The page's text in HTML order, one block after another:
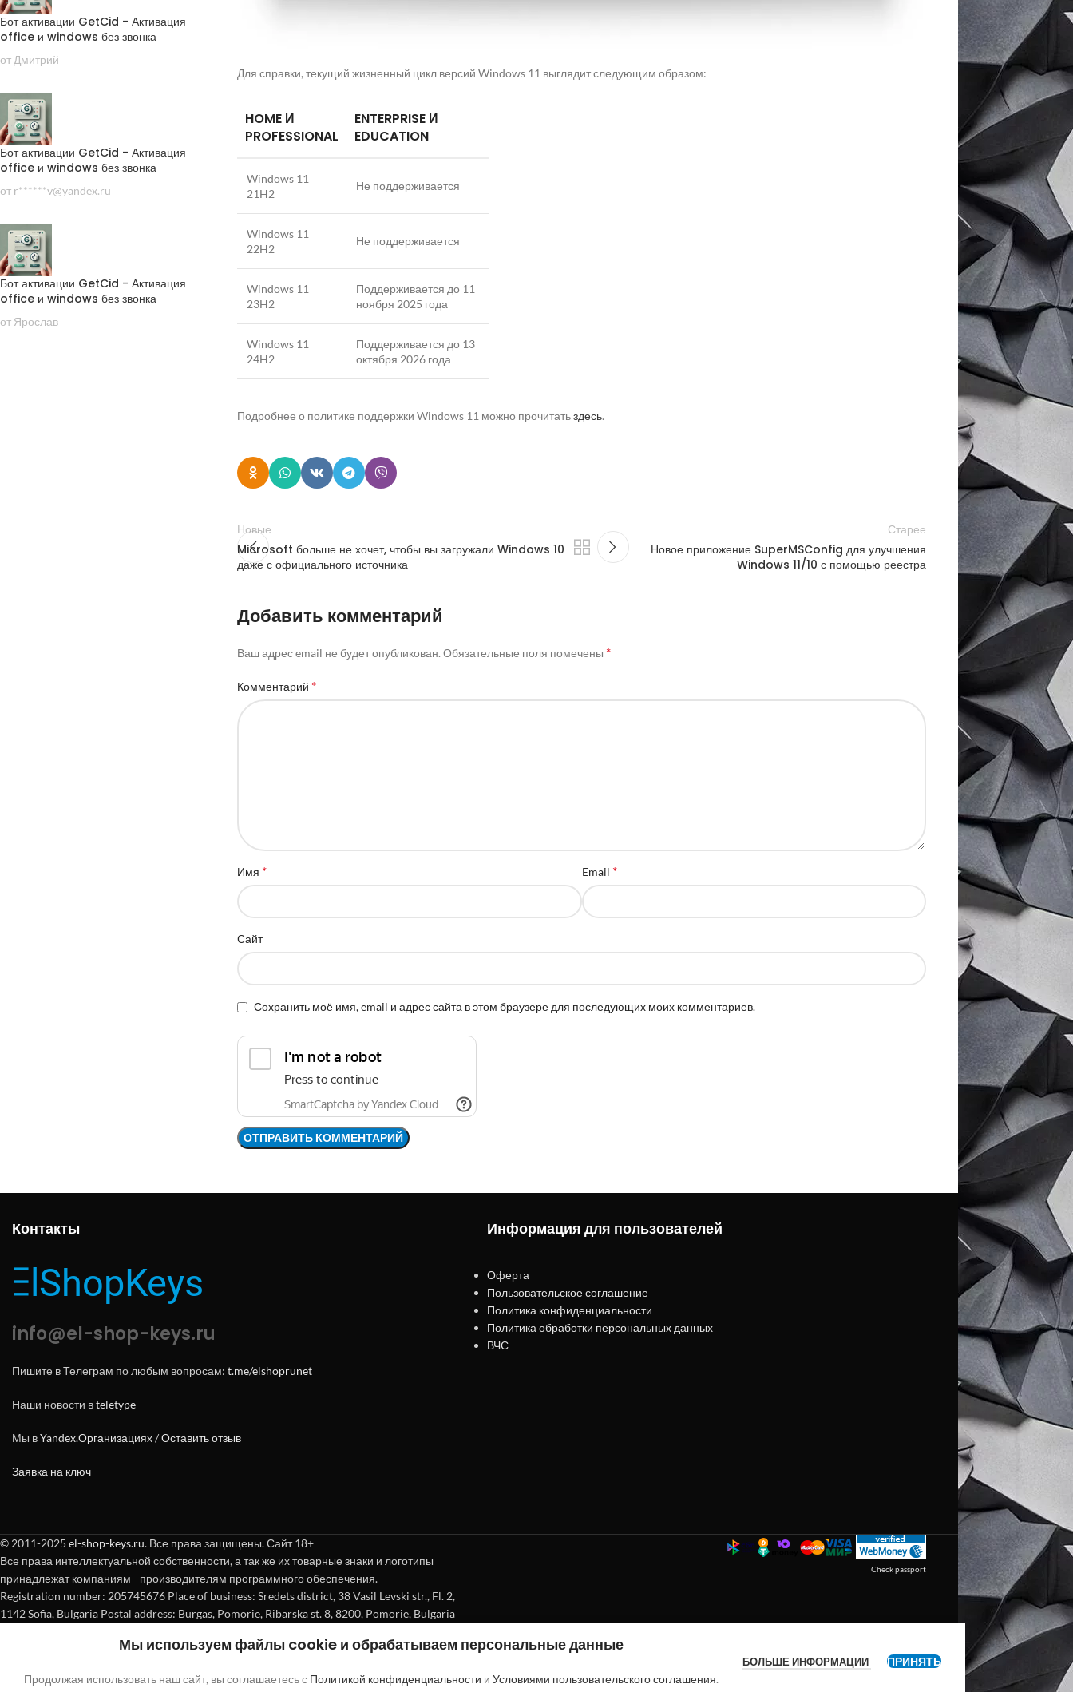
Бот активации GetCid - Активация
office и windows без звонка
от Дмитрий
Бот активации GetCid - Активация
office и windows без звонка
от r******v@yandex.ru
Бот активации GetCid - Активация
office и windows без звонка
от Ярослав
Для справки, текущий жизненный цикл версий Windows 11 выглядит следующим образом:
HOME И
PROFESSIONAL
ENTERPRISE И
EDUCATION
Windows 11
21H2
Не поддерживается
Windows 11
22H2
Не поддерживается
Windows 11
23H2
Поддерживается до 11
ноября 2025 года
Windows 11
24H2
Поддерживается до 13
октября 2026 года
Подробнее о политике поддержки Windows 11 можно прочитатьздесь.
Новые
Microsoft больше не хочет, чтобы вы загружали Windows 10
даже с официального источника
Старее
Новое приложение SuperMSConfig для улучшения
Windows 11/10 с помощью реестра
Добавить комментарий
Ваш адрес email не будет опубликован. Обязательные поля помечены *
Комментарий *
Имя * Email *
Сайт
Сохранить моё имя, email и адрес сайта в этом браузере для последующих моих комментариев.
Контакты
info@el-shop-keys.ru
Пишите в Телеграм по любым вопросам: t.me/elshoprunet
Наши новости вteletype
Мы вYandex.Организациях/Оставить отзыв
Заявка на ключ
Информация для пользователей
Оферта
Пользовательское соглашение
Политика конфиденциальности
Политика обработки персональных данных
ВЧС
© 2011-2025 el-shop-keys.ru. Все права защищены. Сайт 18+
Все права интеллектуальной собственности, а так же их товарные знаки и логотипы
принадлежат компаниям - производителям программного обеспечения.
Registration number: 205745676 Place of business: Sredets district, 38 Vasil Levski str., Fl. 2,
1142 Sofia, Bulgaria Postal address: Burgas, Pomorie, Ribarska st. 8, 8200, Pomorie, Bulgaria
Check passport
Мы используем файлы cookie и обрабатываем персональные данные
Продолжая использовать наш сайт, вы соглашаетесь с Политикой конфиденциальности и Условиями пользовательского соглашения.
БОЛЬШЕ ИНФОРМАЦИИ ПРИНЯТЬ
Покупка без регистрации
"обозначает обязательные поля